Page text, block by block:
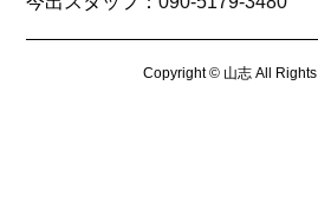
Copyright © 山志 All